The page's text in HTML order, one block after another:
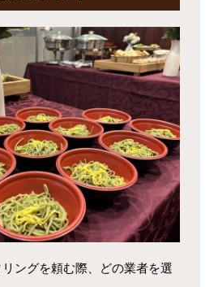
ングを頼む際、どの業者を選